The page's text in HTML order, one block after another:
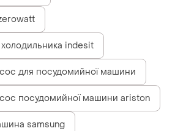
indesit
для посудомийної машини
посудомийної машини ariston
samsung